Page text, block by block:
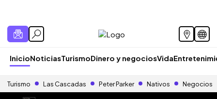
InicioNoticiasTurismoDinero y negociosVida
Turismo Las Cascadas Peter Parker Nativos Negocios